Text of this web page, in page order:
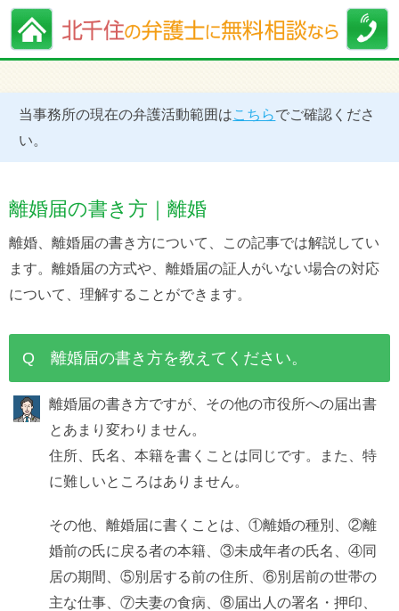
当事務所の現在の弁護活動範囲はこちらでご確認くださ
い。
離婚届の書き方｜離婚
離婚、離婚届の書き方について、この記事では解説してい
ます。離婚届の方式や、離婚届の証人がいない場合の対応
について、理解することができます。
Q 離婚届の書き方を教えてください。
離婚届の書き方ですが、その他の市役所への届出書
とあまり変わりません。
住所、氏名、本籍を書くことは同じです。また、特
に難しいところはありません。
その他、離婚届に書くことは、①離婚の種別、②離
婚前の氏に戻る者の本籍、③未成年者の氏名、④同
居の期間、⑤別居する前の住所、⑥別居前の世帯の
主な仕事、⑦夫妻の食病、⑧届出人の署名・押印、